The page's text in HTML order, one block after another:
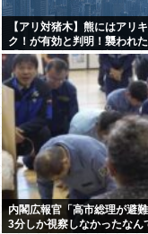
【アリ対猪木】熊にはアリ
ク！が有効と判明！襲われ
「アリキックで追っ払った」
内閣広報官「高市総理が避
3分しか視察しなかったなん